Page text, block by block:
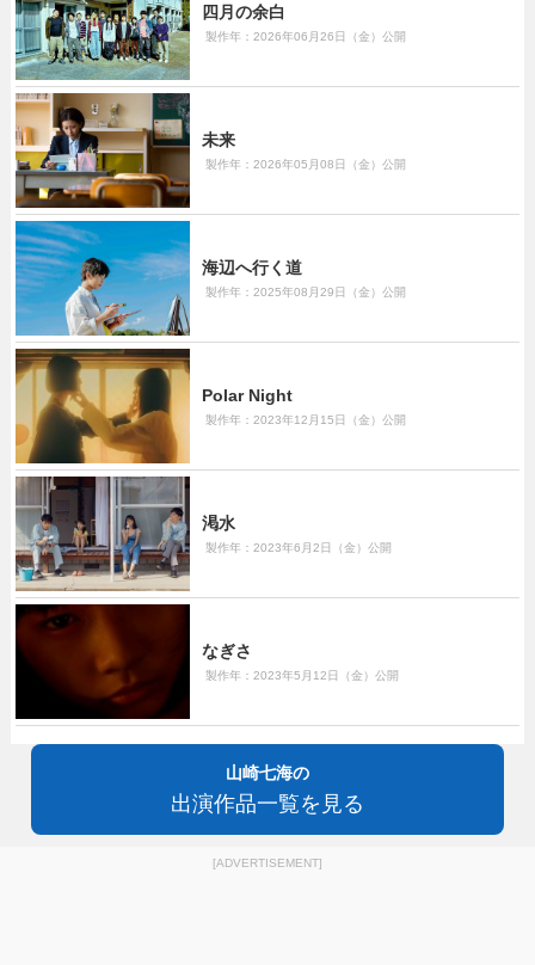
四月の余白
製作年：2026年06月26日（金）公開
未来
製作年：2026年05月08日（金）公開
海辺へ行く道
製作年：2025年08月29日（金）公開
Polar Night
製作年：2023年12月15日（金）公開
渇水
製作年：2023年6月2日（金）公開
なぎさ
製作年：2023年5月12日（金）公開
山崎七海の
出演作品一覧を見る
[ADVERTISEMENT]